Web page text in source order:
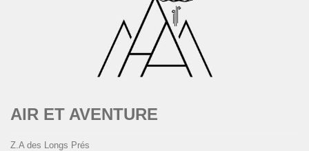
AIR ET AVENTURE
Z.A des Longs Prés